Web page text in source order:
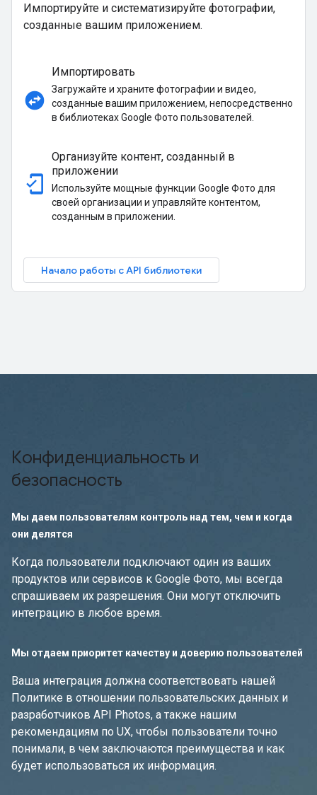
Импортируйте и систематизируйте фотографии,
созданные вашим приложением.
swap_horizontal_circle
Импортировать
Загружайте и храните фотографии и видео,
созданные вашим приложением, непосредственно
в библиотеках Google Фото пользователей.
mobile_friendly
Организуйте контент, созданный в
приложении
Используйте мощные функции Google Фото для
своей организации и управляйте контентом,
созданным в приложении.
Начало работы с API библиотеки
Конфиденциальность и
безопасность
Мы даем пользователям контроль над тем, чем и когда
они делятся
Когда пользователи подключают один из ваших
продуктов или сервисов к Google Фото, мы всегда
спрашиваем их разрешения. Они могут отключить
интеграцию в любое время.
Мы отдаем приоритет качеству и доверию пользователей
Ваша интеграция должна соответствовать нашей
Политике в отношении пользовательских данных и
разработчиков API Photos, а также нашим
рекомендациям по UX, чтобы пользователи точно
понимали, в чем заключаются преимущества и как
будет использоваться их информация.